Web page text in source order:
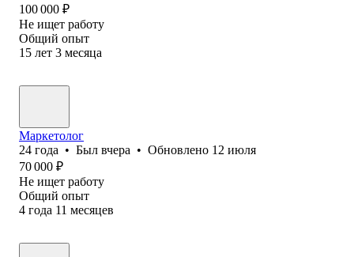
100 000 ₽
Не ищет работу
Общий опыт
15 лет 3 месяца
Маркетолог
24 года • Был вчера • Обновлено 12 июля
70 000 ₽
Не ищет работу
Общий опыт
4 года 11 месяцев